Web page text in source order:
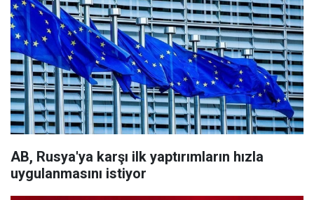
AB, Rusya'ya karşı ilk yaptırımların hızla
uygulanmasını istiyor